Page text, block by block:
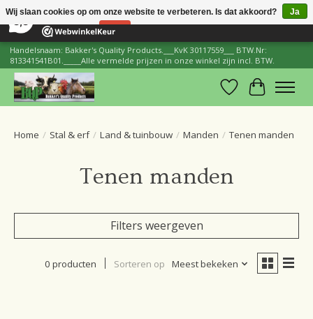
206 Reviews ×
Handelsnaam: Bakker's Quality Products.___KvK 30117559___ BTW.Nr:
813341541B01._____Alle vermelde prijzen in onze winkel zijn incl. BTW.
Verlanglijst
Home / Stal & erf / Land & tuinbouw / Manden / Tenen manden
Tenen manden
Filters weergeven
0 producten Sorteren op Meest bekeken
Wij slaan cookies op om onze website te verbeteren. Is dat akkoord?
Ja
Nee